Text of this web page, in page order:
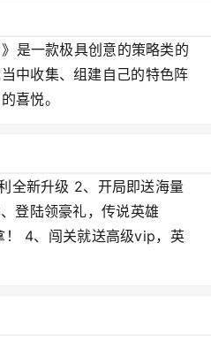
是一款极具创意的策略类的
中收集、组建自己的特色阵
喜悦。
全新升级 2、开局即送海量
登陆领豪礼，传说英雄
4、闯关就送高级vip，英